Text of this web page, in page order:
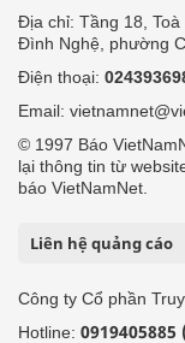
Địa chỉ: Tầng 18,
Đình Nghệ, phường
Điện thoại:
Email:
© 1997 Báo
lại thông tin từ
báo VietNamNet.
Liên hệ quảng cáo
Công ty Cổ phần
Hotline: 0919405885